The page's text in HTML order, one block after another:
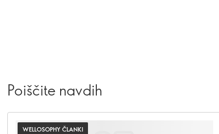
Poiščite navdih
WELLOSOPHY ČLANKI